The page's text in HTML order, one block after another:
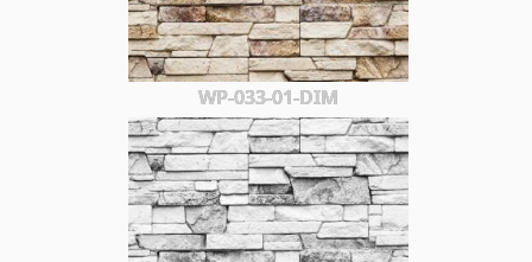
WP-033-01-DIM